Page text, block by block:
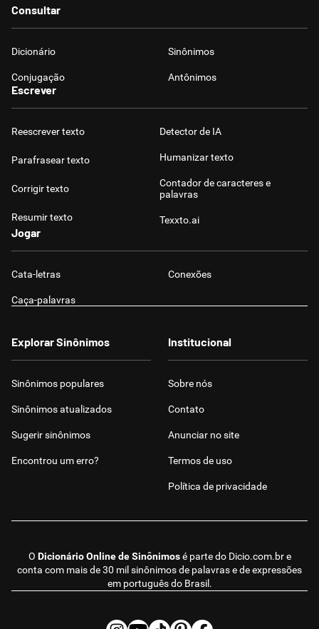
Consultar
Dicionário Sinônimos
Conjugação Antônimos
Escrever
Reescrever texto
Parafrasear texto
Corrigir texto
Resumir texto
Detector de IA
Humanizar texto
Contador de caracteres e
palavras
Texxto.ai
Jogar
Cata-letras Conexões
Caça-palavras
O Dicionário Online de Sinônimosé parte do Dicio.com.bre
conta com mais de 30 mil sinônimos de palavras e de expressões
em português do Brasil.
Explorar Sinônimos
Sinônimos populares
Sinônimos atualizados
Sugerir sinônimos
Encontrou um erro?
Institucional
Sobre nós
Contato
Anunciar no site
Termos de uso
Política de privacidade